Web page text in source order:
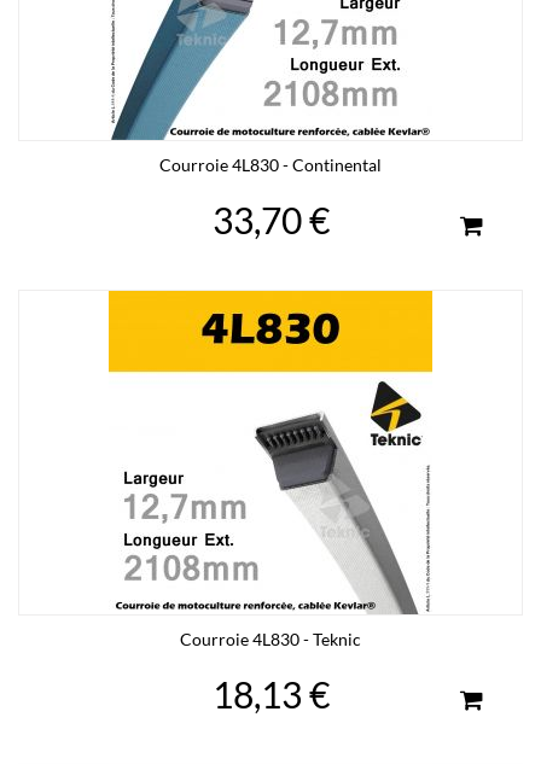
Courroie 4L830 - Continental
33,70 €
Courroie 4L830 - Teknic
18,13 €